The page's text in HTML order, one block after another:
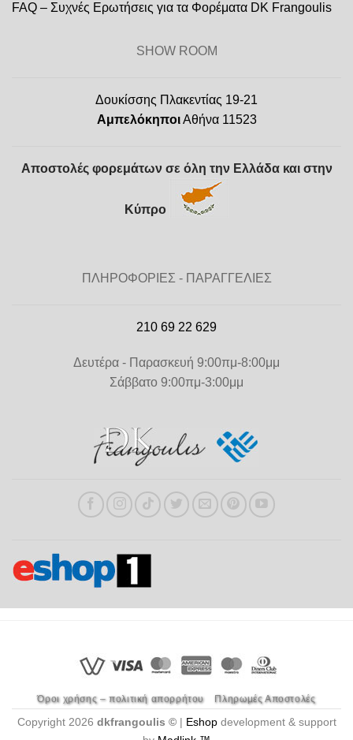
FAQ – Συχνές Ερωτήσεις για τα Φορέματα DK Frangoulis
SHOW ROOM
Δουκίσσης Πλακεντίας 19-21
ΑμπελόκηποιΑθήνα 11523
Αποστολές φορεμάτων σε όλη την Ελλάδα και στην
Κύπρο
ΠΛΗΡΟΦΟΡΙΕΣ - ΠΑΡΑΓΓΕΛΙΕΣ
210 69 22 629
Δευτέρα - Παρασκευή 9:00πμ-8:00μμ
Σάββατο 9:00πμ-3:00μμ
Όροι χρήσης – πολιτική απορρήτου Πληρωμές Αποστολές
Copyright 2026 dkfrangoulis ©| Eshopdevelopment & support